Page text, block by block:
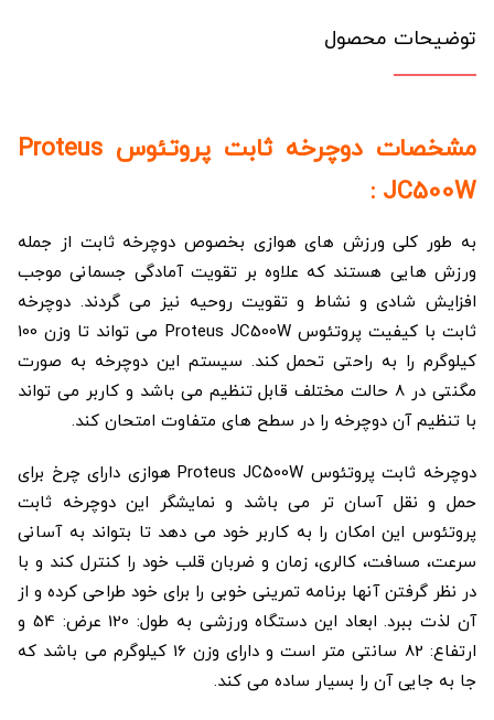
توضیحات محصول
مشخصات دوچرخه ثابت پروتئوس Proteus
JC500W :
به طور کلی ورزش های هوازی بخصوص دوچرخه ثابت از جمله
ورزش هایی هستند که علاوه بر تقویت آمادگی جسمانی موجب
افزایش شادی و نشاط و تقویت روحیه نیز می گردند. دوچرخه
ثابت با کیفیت پروتئوس Proteus JC500W می تواند تا وزن 100
کیلوگرم را به راحتی تحمل کند. سیستم این دوچرخه به صورت
مگنتی در 8 حالت مختلف قابل تنظیم می باشد و کاربر می تواند
با تنظیم آن دوچرخه را در سطح های متفاوت امتحان کند.
دوچرخه ثابت پروتئوس Proteus JC500W هوازی دارای چرخ برای
حمل و نقل آسان تر می باشد و نمایشگر این دوچرخه ثابت
پروتئوس این امکان را به کاربر خود می دهد تا بتواند به آسانی
سرعت، مسافت، کالری، زمان و ضربان قلب خود را کنترل کند و با
در نظر گرفتن آنها برنامه تمرینی خوبی را برای خود طراحی کرده و از
آن لذت ببرد. ابعاد این دستگاه ورزشی به طول: 120 عرض: 54 و
ارتفاع: 82 سانتی متر است و دارای وزن 16 کیلوگرم می باشد که
جا به جایی آن را بسیار ساده می کند.